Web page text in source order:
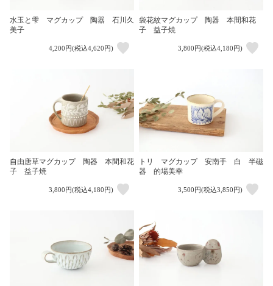
水玉と雫 マグカップ 陶器 石川久
美子
4,200円(税込4,620円)
袋花紋マグカップ 陶器 本間和花
子 益子焼
3,800円(税込4,180円)
自由唐草マグカップ 陶器 本間和花
子 益子焼
3,800円(税込4,180円)
トリ マグカップ 安南手 白 半磁
器 的場美幸
3,500円(税込3,850円)